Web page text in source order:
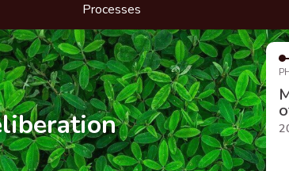
Processes